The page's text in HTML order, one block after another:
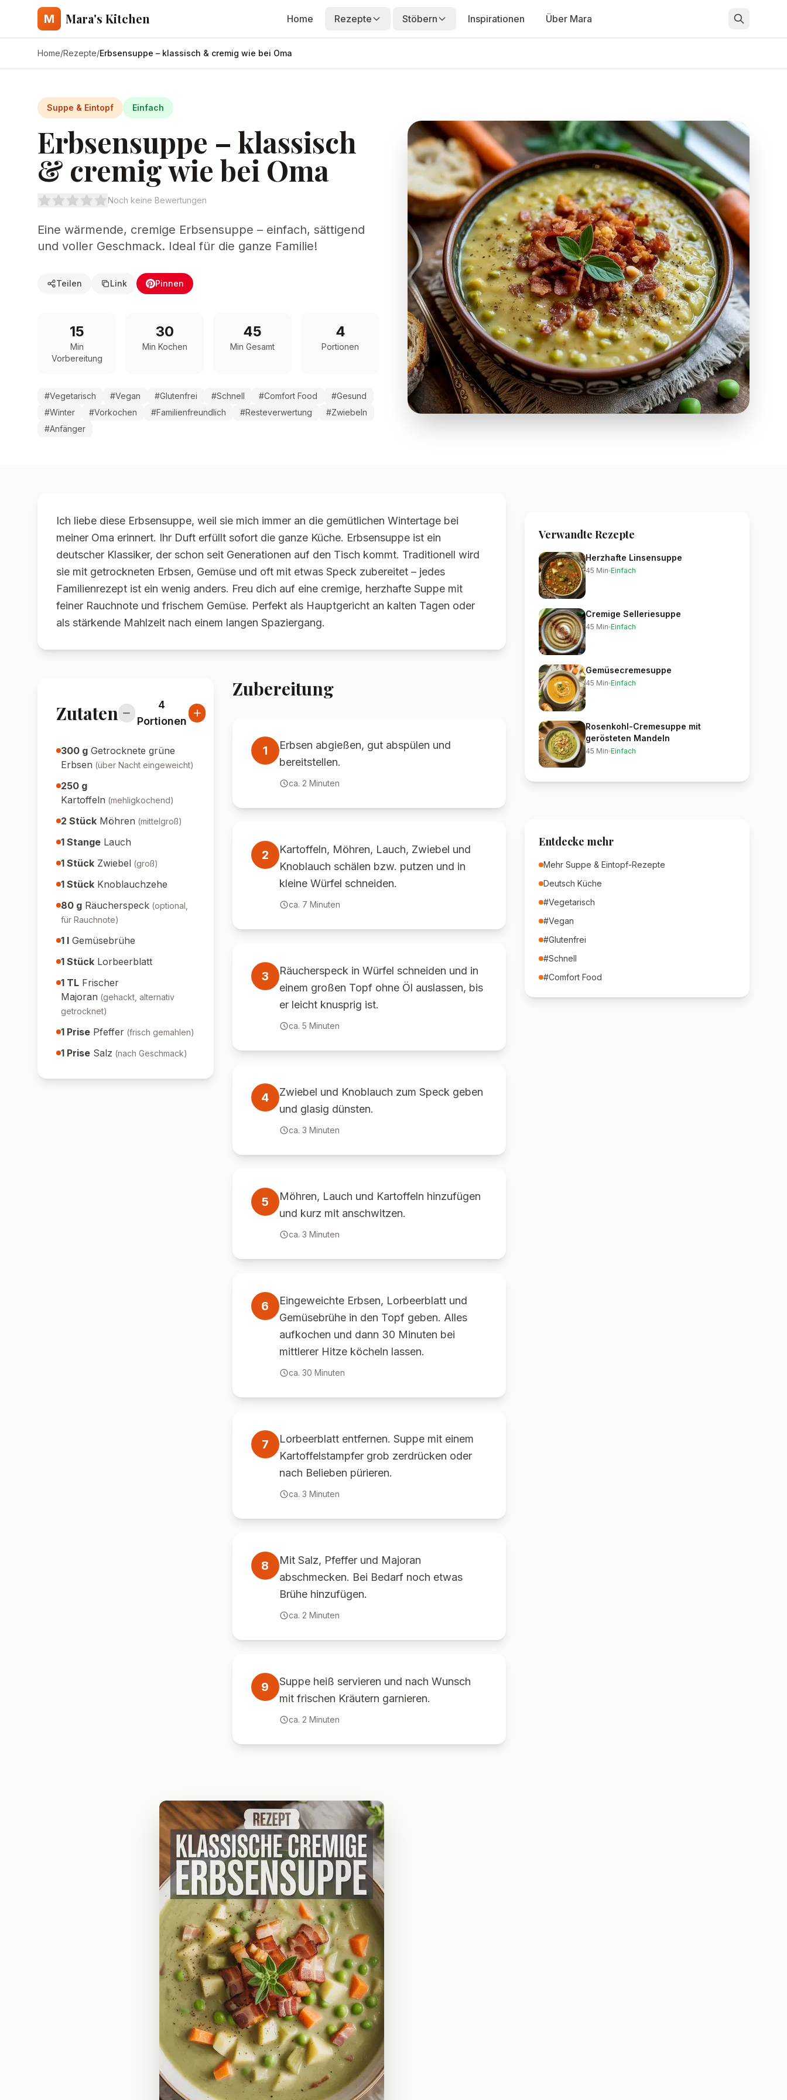
M Mara's Kitchen Home Rezepte Stöbern Inspirationen Über Mara
Home/Rezepte/Erbsensuppe – klassisch & cremig wie bei Oma
Suppe & Eintopf Einfach
Erbsensuppe – klassisch
& cremig wie bei Oma
Noch keine Bewertungen
Eine wärmende, cremige Erbsensuppe – einfach, sättigend
und voller Geschmack. Ideal für die ganze Familie!
Teilen Link Pinnen
15
Min
Vorbereitung
30
Min Kochen
45
Min Gesamt
4
Portionen
#Vegetarisch #Vegan #Glutenfrei #Schnell #Comfort Food #Gesund
#Winter #Vorkochen #Familienfreundlich #Resteverwertung #Zwiebeln
#Anfänger
Ich liebe diese Erbsensuppe, weil sie mich immer an die gemütlichen Wintertage bei
meiner Oma erinnert. Ihr Duft erfüllt sofort die ganze Küche. Erbsensuppe ist ein
deutscher Klassiker, der schon seit Generationen auf den Tisch kommt. Traditionell wird
sie mit getrockneten Erbsen, Gemüse und oft mit etwas Speck zubereitet – jedes
Familienrezept ist ein wenig anders. Freu dich auf eine cremige, herzhafte Suppe mit
feiner Rauchnote und frischem Gemüse. Perfekt als Hauptgericht an kalten Tagen oder
als stärkende Mahlzeit nach einem langen Spaziergang.
Zutaten
4
Portionen
300 g Getrocknete grüne
Erbsen (über Nacht eingeweicht)
250 g
Kartoffeln (mehligkochend)
2 Stück Möhren (mittelgroß)
1 Stange Lauch
1 Stück Zwiebel (groß)
1 Stück Knoblauchzehe
80 g Räucherspeck (optional,
für Rauchnote)
1 l Gemüsebrühe
1 Stück Lorbeerblatt
1 TL Frischer
Majoran (gehackt, alternativ
getrocknet)
1 Prise Pfeffer (frisch gemahlen)
1 Prise Salz (nach Geschmack)
Zubereitung
1
Erbsen abgießen, gut abspülen und
bereitstellen.
ca. 2 Minuten
2
Kartoffeln, Möhren, Lauch, Zwiebel und
Knoblauch schälen bzw. putzen und in
kleine Würfel schneiden.
ca. 7 Minuten
3
Räucherspeck in Würfel schneiden und in
einem großen Topf ohne Öl auslassen, bis
er leicht knusprig ist.
ca. 5 Minuten
4
Zwiebel und Knoblauch zum Speck geben
und glasig dünsten.
ca. 3 Minuten
5
Möhren, Lauch und Kartoffeln hinzufügen
und kurz mit anschwitzen.
ca. 3 Minuten
6
Eingeweichte Erbsen, Lorbeerblatt und
Gemüsebrühe in den Topf geben. Alles
aufkochen und dann 30 Minuten bei
mittlerer Hitze köcheln lassen.
ca. 30 Minuten
7
Lorbeerblatt entfernen. Suppe mit einem
Kartoffelstampfer grob zerdrücken oder
nach Belieben pürieren.
ca. 3 Minuten
8
Mit Salz, Pfeffer und Majoran
abschmecken. Bei Bedarf noch etwas
Brühe hinzufügen.
ca. 2 Minuten
9
Suppe heiß servieren und nach Wunsch
mit frischen Kräutern garnieren.
ca. 2 Minuten
Verwandte Rezepte
Herzhafte Linsensuppe
45 Min Einfach
Cremige Selleriesuppe
45 Min Einfach
Gemüsecremesuppe
45 Min Einfach
Rosenkohl-Cremesuppe mit
gerösteten Mandeln
45 Min Einfach
Entdecke mehr
Mehr Suppe & Eintopf-Rezepte
Deutsch Küche
#Vegetarisch
#Vegan
#Glutenfrei
#Schnell
#Comfort Food